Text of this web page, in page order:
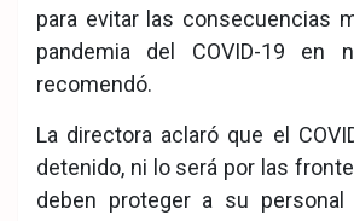
para evitar las consecuencias
pandemia del COVID-19 en
recomendó.
La directora aclaró que el
detenido, ni lo será por las
deben proteger a su personal